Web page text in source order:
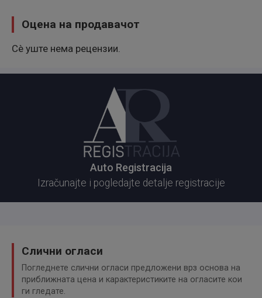
Оцена на продавачот
Сè уште нема рецензии.
Auto Registracija
Izračunajte i pogledajte detalje registracije
Слични огласи
Погледнете слични огласи предложени врз основа на
приближната цена и карактеристиките на огласите кои
ги гледате.